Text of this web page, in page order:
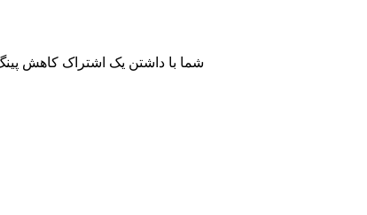
شما با داشتن یک اشتراک کاهش